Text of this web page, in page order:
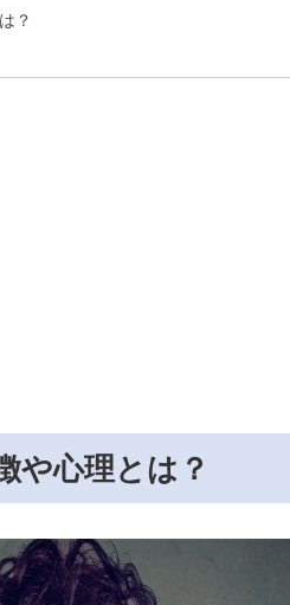
？
や心理とは？